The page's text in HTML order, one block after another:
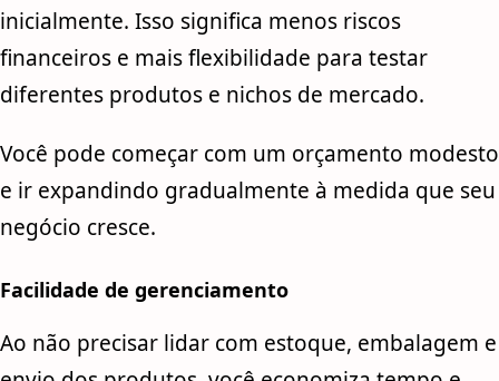
inicialmente. Isso significa menos riscos
financeiros e mais flexibilidade para testar
diferentes produtos e nichos de mercado.
Você pode começar com um orçamento modesto
e ir expandindo gradualmente à medida que seu
negócio cresce.
Facilidade de gerenciamento
Ao não precisar lidar com estoque, embalagem e